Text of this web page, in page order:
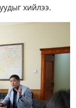
хийлээ.